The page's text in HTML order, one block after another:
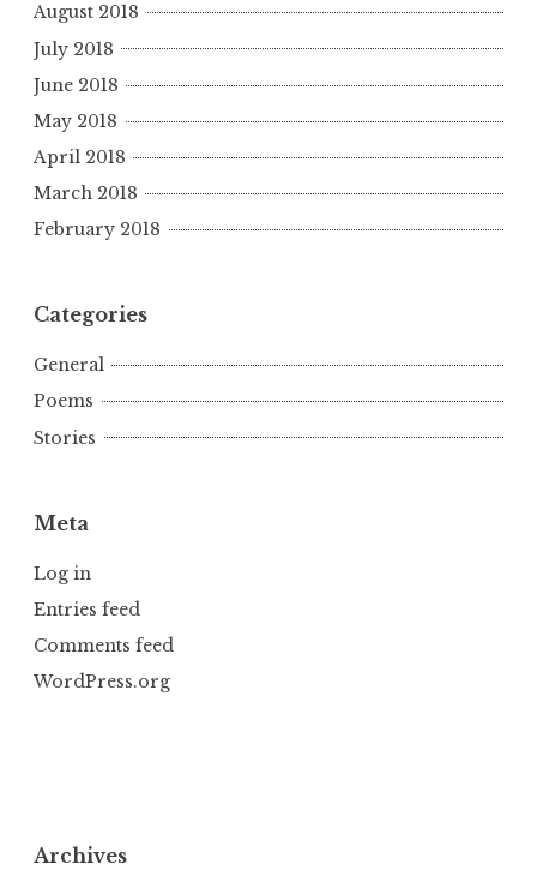
August 2018
July 2018
June 2018
May 2018
April 2018
March 2018
February 2018
Categories
General
Poems
Stories
Meta
Log in
Entries feed
Comments feed
WordPress.org
Archives